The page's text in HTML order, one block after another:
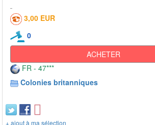
3,00 EUR
0
ACHETER
FR - 47***
Colonies britanniques
+ ajout à ma sélection